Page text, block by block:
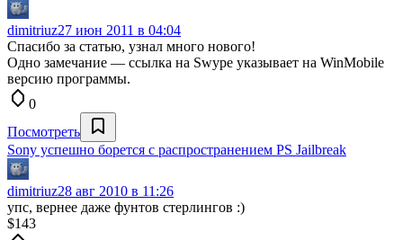
dimitriuz27 июн 2011 в 04:04
Спасибо за статью, узнал много нового!
Одно замечание — ссылка на Swype указывает на WinMobile
версию программы.
0
Посмотреть
Sony успешно борется с распространением PS Jailbreak
dimitriuz28 авг 2010 в 11:26
упс, вернее даже фунтов стерлингов :)
$143